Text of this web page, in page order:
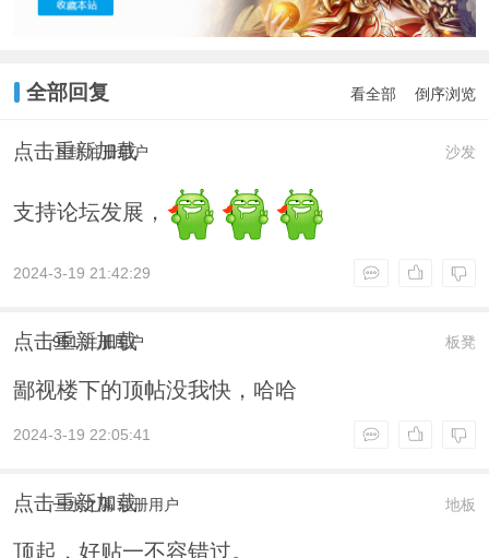
全部回复 看全部 倒序浏览
点击重新加载 沙发
卜卦 注册用户
支持论坛发展，
2024-3-19 21:42:29
点击重新加载 板凳
951 注册用户
鄙视楼下的顶帖没我快，哈哈
2024-3-19 22:05:41
点击重新加载 地板
一水之隔 注册用户
顶起，好贴一不容错过。